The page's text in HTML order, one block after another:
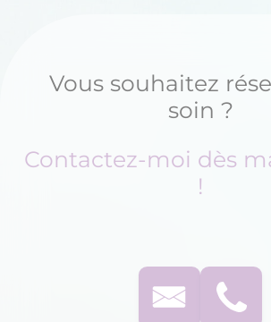
Vous souhaitez
soin ?
Contactez-moi dès
!